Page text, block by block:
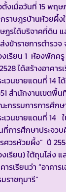
งเมื่อวันที่ 15 พฤ
ราษฎรบ้านห้วยผึ้ง
ฎรได้บริจาคที่ดิน
งข้าราชการตำรว
เรียน 1 ห้องพักค
ได้สร้างอาคา
เวนชายแดนที่ 14
สำนักงานเขตพื้
กรรมการการศึก
เวนชายแดนที่ 14
การศึกษาประจวบ
ศวรห้วยผึ้ง” ปี
เรียน) ใต้ถุนโล่ง
ารเรียนว่า “อาคา
ราชกุมารี”